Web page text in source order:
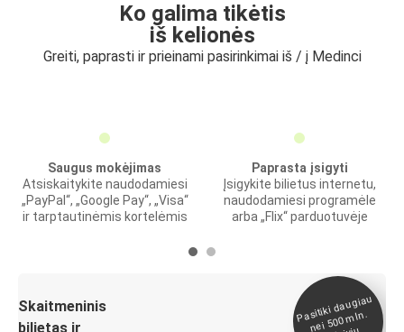
Ko galima tikėtis
iš kelionės
Greiti, paprasti ir prieinami pasirinkimai iš / į Medinci
Saugus mokėjimas
Atsiskaitykite naudodamiesi
„PayPal“, „Google Pay“, „Visa“
ir tarptautinėmis kortelėmis
Paprasta įsigyti
Įsigykite bilietus internetu,
naudodamiesi programėle
arba „Flix“ parduotuvėje
Skaitmeninis
bilietas ir
Pasitiki daugiau
nei 500
mln.